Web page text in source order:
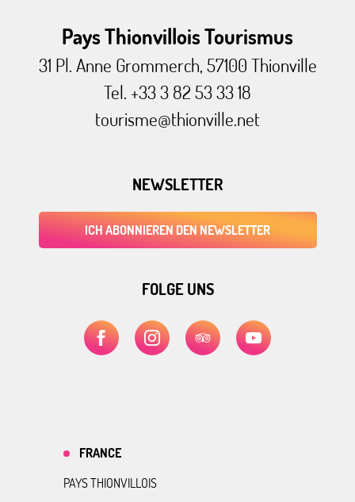
Pays Thionvillois Tourismus
31 Pl. Anne Grommerch, 57100 Thionville
Tel. +33 3 82 53 33 18
tourisme@thionville.net
NEWSLETTER
ICH ABONNIEREN DEN NEWSLETTER
FOLGE UNS
FRANCE
PAYS THIONVILLOIS